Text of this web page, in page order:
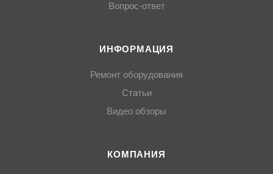
Вопрос-ответ
ИНФОРМАЦИЯ
Ремонт оборудования
Статьи
Видео обзоры
КОМПАНИЯ